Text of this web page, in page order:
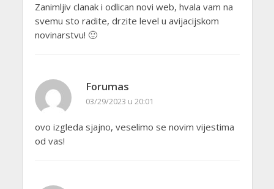
Zanimljiv clanak i odlican novi web, hvala vam na
svemu sto radite, drzite level u avijacijskom
novinarstvu! 🙂
Forumas
03/29/2023 u 20:01
ovo izgleda sjajno, veselimo se novim vijestima
od vas!